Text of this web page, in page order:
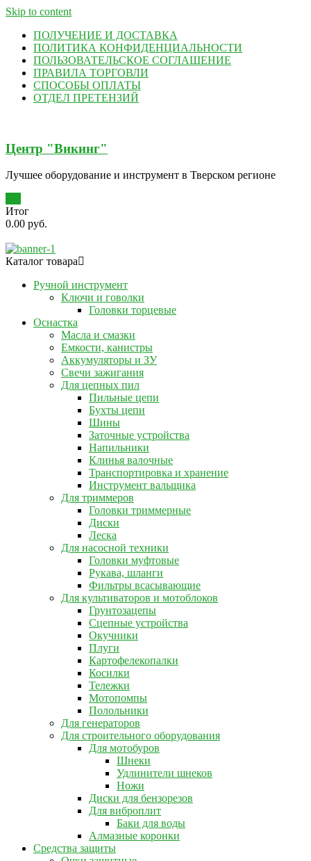
Skip to content
ПОЛУЧЕНИЕ И ДОСТАВКА
ПОЛИТИКА КОНФИДЕНЦИАЛЬНОСТИ
ПОЛЬЗОВАТЕЛЬСКОЕ СОГЛАШЕНИЕ
ПРАВИЛА ТОРГОВЛИ
СПОСОБЫ ОПЛАТЫ
ОТДЕЛ ПРЕТЕНЗИЙ
Центр "Викинг"
Лучшее оборудование и инструмент в Тверском регионе
Итог
0.00 руб.
Каталог товара
Ручной инструмент
Ключи и говолки
Головки торцевые
Оснастка
Масла и смазки
Емкости, канистры
Аккумуляторы и ЗУ
Свечи зажигания
Для цепных пил
Пильные цепи
Бухты цепи
Шины
Заточные устройства
Напильники
Клинья валочные
Транспортировка и хранение
Инструмент вальщика
Для триммеров
Головки триммерные
Диски
Леска
Для насосной техники
Головки муфтовые
Рукава, шланги
Фильтры всасывающие
Для культиваторов и мотоблоков
Грунтозацепы
Сцепные устройства
Окучники
Плуги
Картофелекопалки
Косилки
Тележки
Мотопомпы
Полольники
Для генераторов
Для строительного оборудования
Для мотобуров
Шнеки
Удлинители шнеков
Ножи
Диски для бензорезов
Для виброплит
Баки для воды
Алмазные коронки
Средства защиты